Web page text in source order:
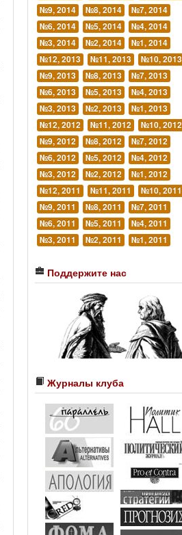
№9, 2014
№8, 2014
№7, 2014
№6, 2014
№5, 2014
№4, 2014
№3, 2014
№2, 2014
№1, 2014
№12, 2013
№11, 2013
№10, 2013
№9, 2013
№8, 2013
№7, 2013
№6, 2013
№5, 2013
№4, 2013
№3, 2013
№2, 2013
№1, 2013
№12, 2012
№11, 2012
№10, 2012
№9, 2012
№8, 2012
№7, 2012
№6, 2012
№5, 2012
№4, 2012
№3, 2012
№2, 2012
№1, 2012
№12, 2011
№11, 2011
№10, 2011
№9, 2011
№8, 2011
№7, 2011
№6, 2011
№5, 2011
№4, 2011
№3, 2011
№2, 2011 №1, 2011
Поддержите нас
Журналы клуба